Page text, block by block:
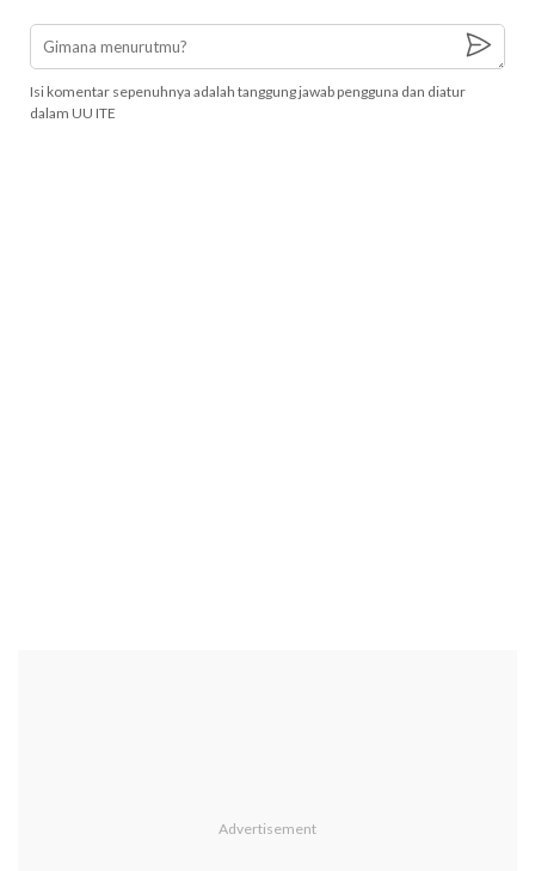
Isi komentar sepenuhnya adalah tanggung jawab pengguna dan diatur
dalam UU ITE